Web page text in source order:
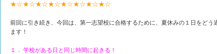
★☆★☆★☆★☆★☆★☆★☆★☆
前回に引き続き、今回は、第一志望校に合格するために、夏休みの１日をど
ます！
１． 学校がある日と同じ時間に起きる！